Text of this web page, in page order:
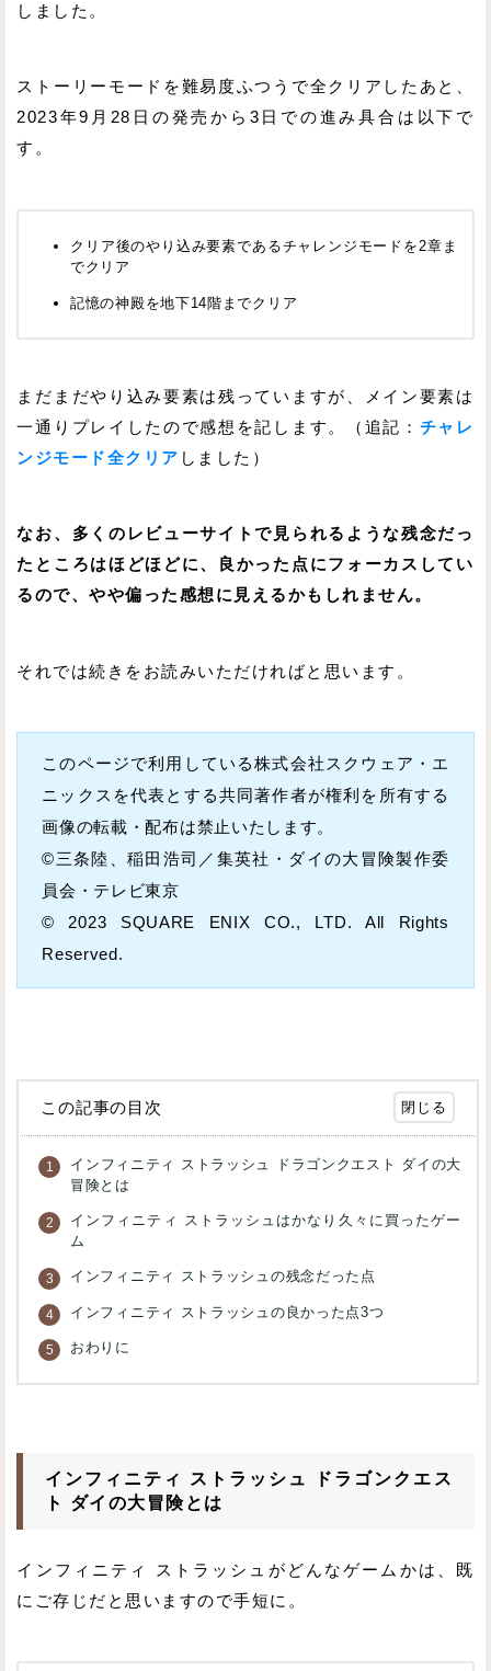
しました。
ストーリーモードを難易度ふつうで全クリアしたあと、
2023年9月28日の発売から3日での進み具合は以下で
す。
クリア後のやり込み要素であるチャレンジモードを2章ま
でクリア
記憶の神殿を地下14階までクリア
まだまだやり込み要素は残っていますが、メイン要素は
一通りプレイしたので感想を記します。（追記： チャレ
ンジモード全クリア しました）
なお、多くのレビューサイトで見られるような残念だっ
たところはほどほどに、良かった点にフォーカスしてい
るので、やや偏った感想に見えるかもしれません。
それでは続きをお読みいただければと思います。
このページで利用している株式会社スクウェア・エ
ニックスを代表とする共同著作者が権利を所有する
画像の転載・配布は禁止いたします。
©三条陸、稲田浩司／集英社・ダイの大冒険製作委
員会・テレビ東京
© 2023 SQUARE ENIX CO., LTD. All Rights
Reserved.
この記事の目次
インフィニティ ストラッシュ ドラゴンクエスト ダイの大
冒険とは
インフィニティ ストラッシュはかなり久々に買ったゲー
ム
インフィニティ ストラッシュの残念だった点
インフィニティ ストラッシュの良かった点3つ
おわりに
インフィニティ ストラッシュ ドラゴンクエス
ト ダイの大冒険とは
インフィニティ ストラッシュがどんなゲームかは、既
にご存じだと思いますので手短に。